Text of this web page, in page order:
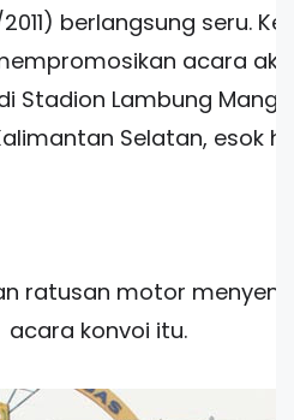
berlangsung seru.
acara
Stadion Lambung
Selatan, esok
ratusan motor
acara konvoi itu.